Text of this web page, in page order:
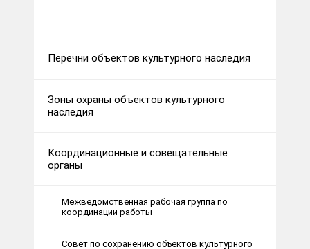
Перечни объектов культурного наследия
Зоны охраны объектов культурного
наследия
Координационные и совещательные
органы
Межведомственная рабочая группа по
координации работы
Совет по сохранению объектов культурного